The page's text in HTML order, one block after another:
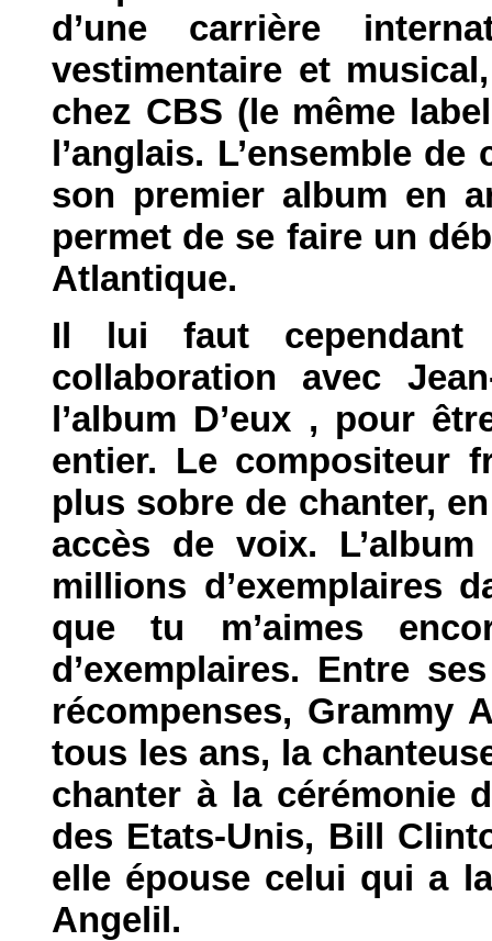
d’une carrière
vestimentaire et
chez CBS (le même
l’anglais. L’ensemble
son premier album en
permet de se faire un
Atlantique.
Il lui faut cependant
collaboration avec
l’album D’eux , pour
entier. Le compositeur
plus sobre de chanter,
accès de voix.
millions d’exemplaires
que tu m’aimes
d’exemplaires. Entre
récompenses, Grammy
tous les ans, la
chanter à la cérémonie
des Etats-Unis, Bill
elle épouse celui qui a
Angelil.